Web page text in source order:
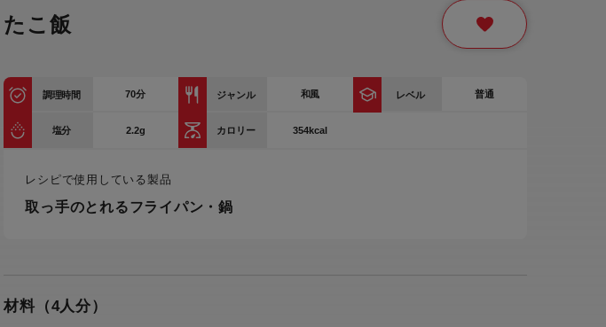
卓上IH調理器
トースター
電気圧力鍋
生活家電
ハンドブレンダー一覧
卓上IH調理器一覧
トースター一覧
生活家電一覧
加湿器一覧
ブジャパン
ラスメント
用情報
たこ飯
調理時間 70分 ジャンル 和風 レベル 普通
塩分 2.2g カロリー 354kcal
レシピで使用している製品
取っ手のとれるフライパン・鍋
材料（4人分）